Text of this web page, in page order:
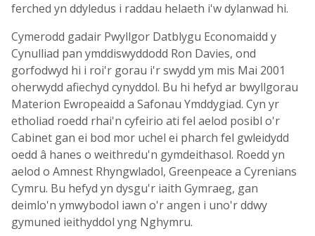
ferched yn ddyledus i raddau helaeth i'w dylanwad hi.
Cymerodd gadair Pwyllgor Datblygu Economaidd y
Cynulliad pan ymddiswyddodd Ron Davies, ond
gorfodwyd hi i roi'r gorau i'r swydd ym mis Mai 2001
oherwydd afiechyd cynyddol. Bu hi hefyd ar bwyllgorau
Materion Ewropeaidd a Safonau Ymddygiad. Cyn yr
etholiad roedd rhai'n cyfeirio ati fel aelod posibl o'r
Cabinet gan ei bod mor uchel ei pharch fel gwleidydd
oedd â hanes o weithredu'n gymdeithasol. Roedd yn
aelod o Amnest Rhyngwladol, Greenpeace a Cyrenians
Cymru. Bu hefyd yn dysgu'r iaith Gymraeg, gan
deimlo'n ymwybodol iawn o'r angen i uno'r ddwy
gymuned ieithyddol yng Nghymru.